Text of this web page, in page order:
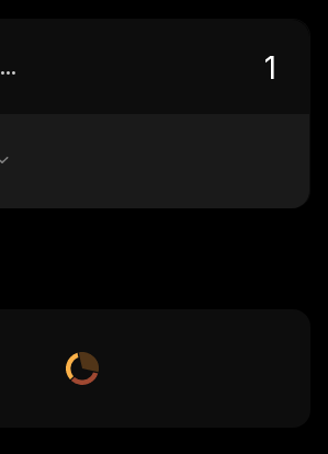
H4YcXrCHpNPivVDUF9gzsSVpT5dM4kHcRRRpBXPubonk_solana